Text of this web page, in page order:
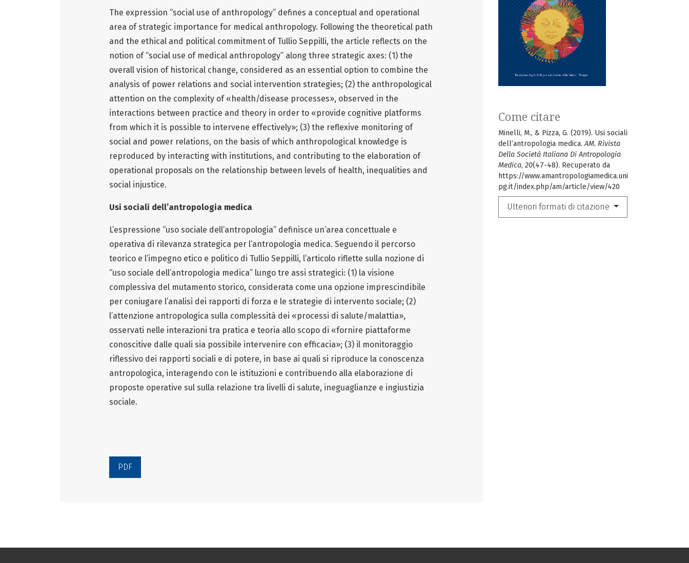
Come citare
Minelli, M., & Pizza, G. (2019). Usi sociali
dell’antropologia medica.AM. Rivista
Della Società Italiana Di Antropologia
Medica, 20(47-48). Recuperato da
https://www.amantropologiamedica.uni
pg.it/index.php/am/article/view/420
Ulteriori formati di citazione
The expression “social use of anthropology” defines a conceptual and operational
area of strategic importance for medical anthropology. Following the theoretical path
and the ethical and political commitment of Tullio Seppilli, the article reflects on the
notion of “social use of medical anthropology” along three strategic axes: (1) the
overall vision of historical change, considered as an essential option to combine the
analysis of power relations and social intervention strategies; (2) the anthropological
attention on the complexity of «health/disease processes», observed in the
interactions between practice and theory in order to «provide cognitive platforms
from which it is possible to intervene effectively»; (3) the reflexive monitoring of
social and power relations, on the basis of which anthropological knowledge is
reproduced by interacting with institutions, and contributing to the elaboration of
operational proposals on the relationship between levels of health, inequalities and
social injustice.
Usi sociali dell’antropologia medica
L’espressione “uso sociale dell’antropologia” definisce un’area concettuale e
operativa di rilevanza strategica per l’antropologia medica. Seguendo il percorso
teorico e l’impegno etico e politico di Tullio Seppilli, l’articolo riflette sulla nozione di
“uso sociale dell’antropologia medica” lungo tre assi strategici: (1) la visione
complessiva del mutamento storico, considerata come una opzione imprescindibile
per coniugare l’analisi dei rapporti di forza e le strategie di intervento sociale; (2)
l’attenzione antropologica sulla complessità dei «processi di salute/malattia»,
osservati nelle interazioni tra pratica e teoria allo scopo di «fornire piattaforme
conoscitive dalle quali sia possibile intervenire con efficacia»; (3) il monitoraggio
riflessivo dei rapporti sociali e di potere, in base ai quali si riproduce la conoscenza
antropologica, interagendo con le istituzioni e contribuendo alla elaborazione di
proposte operative sul sulla relazione tra livelli di salute, ineguaglianze e ingiustizia
sociale.
PDF